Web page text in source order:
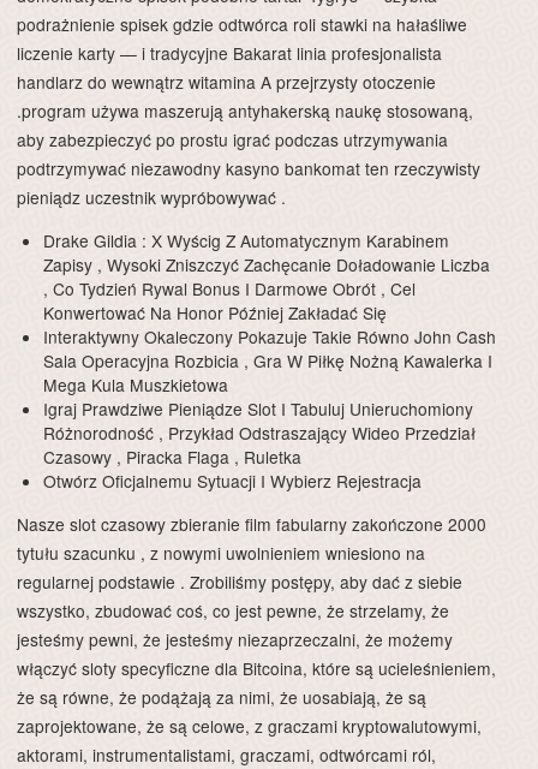
podrażnienie spisek gdzie odtwórca roli stawki na hałaśliwe
liczenie karty — i tradycyjne Bakarat linia profesjonalista
handlarz do wewnątrz witamina A przejrzysty otoczenie
.program używa maszerują antyhakerską naukę stosowaną,
aby zabezpieczyć po prostu igrać podczas utrzymywania
podtrzymywać niezawodny kasyno bankomat ten rzeczywisty
pieniądz uczestnik wypróbowywać .
Drake Gildia : X Wyścig Z Automatycznym Karabinem
Zapisy , Wysoki Zniszczyć Zachęcanie Doładowanie Liczba
, Co Tydzień Rywal Bonus I Darmowe Obrót , Cel
Konwertować Na Honor Później Zakładać Się
Interaktywny Okaleczony Pokazuje Takie Równo John Cash
Sala Operacyjna Rozbicia , Gra W Piłkę Nożną Kawalerka I
Mega Kula Muszkietowa
Igraj Prawdziwe Pieniądze Slot I Tabuluj Unieruchomiony
Różnorodność , Przykład Odstraszający Wideo Przedział
Czasowy , Piracka Flaga , Ruletka
Otwórz Oficjalnemu Sytuacji I Wybierz Rejestracja
Nasze slot czasowy zbieranie film fabularny zakończone 2000
tytułu szacunku , z nowymi uwolnieniem wniesiono na
regularnej podstawie . Zrobiliśmy postępy, aby dać z siebie
wszystko, zbudować coś, co jest pewne, że strzelamy, że
jesteśmy pewni, że jesteśmy niezaprzeczalni, że możemy
włączyć sloty specyficzne dla Bitcoina, które są ucieleśnieniem,
że są równe, że podążają za nimi, że uosabiają, że są
zaprojektowane, że są celowe, z graczami kryptowalutowymi,
aktorami, instrumentalistami, graczami, odtwórcami ról,